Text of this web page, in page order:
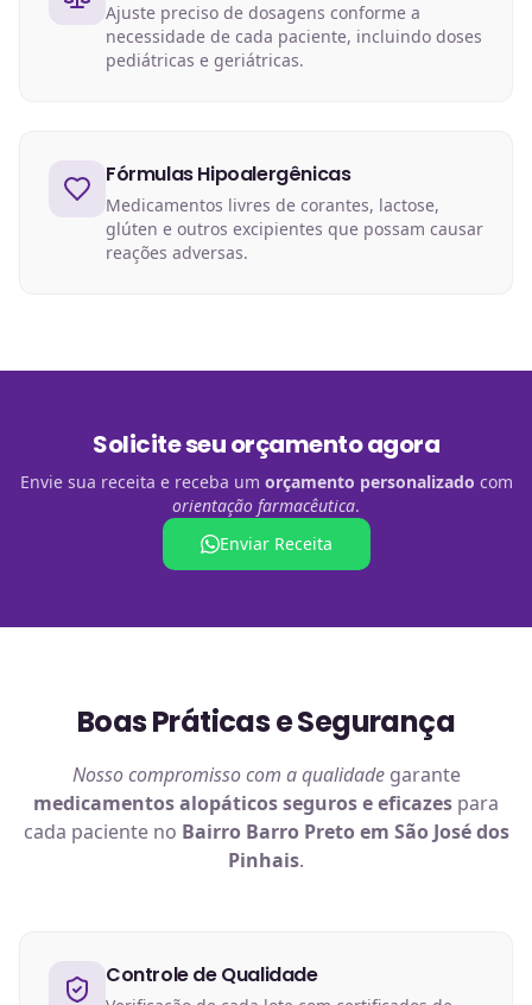
Ajuste preciso de dosagens conforme a
necessidade de cada paciente, incluindo doses
pediátricas e geriátricas.
Fórmulas Hipoalergênicas
Medicamentos livres de corantes, lactose,
glúten e outros excipientes que possam causar
reações adversas.
Solicite seu orçamento agora
Envie sua receita e receba um orçamento personalizado com
orientação farmacêutica.
Enviar Receita
Boas Práticas e Segurança
Nosso compromisso com a qualidadegarante
medicamentos alopáticosseguros e eficazes para
cada paciente no Bairro Barro Preto em São José dos
Pinhais.
Controle de Qualidade